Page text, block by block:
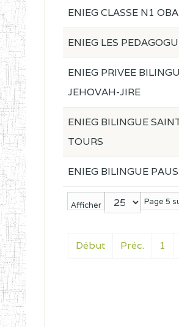
Afficher Page 5
Début Préc. 1
ENIEG CLASSE N1
ENIEG LES
ENIEG PRIVEE
JEHOVAH-JIRE
ENIEG BILINGUE
TOURS
ENIEG BILINGUE